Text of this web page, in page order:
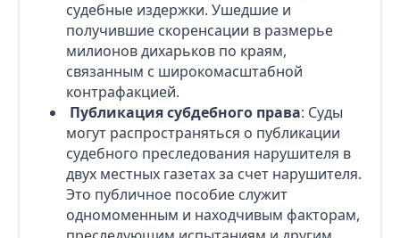
судебные издержки. Ушедшие и
получившие скоренсации в размерье
милионов дихарьков по краям,
связанным с широкомасштабной
контрафакцией.
Публикация субдебного права: Суды
могут распространяться о публикации
судебного преследования нарушителя в
двух местных газетах за счет нарушителя.
Это публичное пособие служит
одномоменным и находчивым факторам,